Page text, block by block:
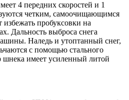
4 передних скоростей и 1
четким, самоочищающимся
избежать пробуксовки на
Дальность выброса снега
Наледь и утоптанный снег,
с помощью стального
шнека имеет усиленный литой